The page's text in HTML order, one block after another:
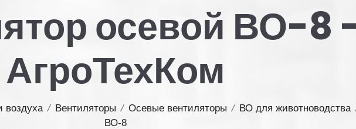
осевой ВО-8
АгроТехКом
воздуха / Вентиляторы / Осевые вентиляторы / ВО для животноводства
ВО-8